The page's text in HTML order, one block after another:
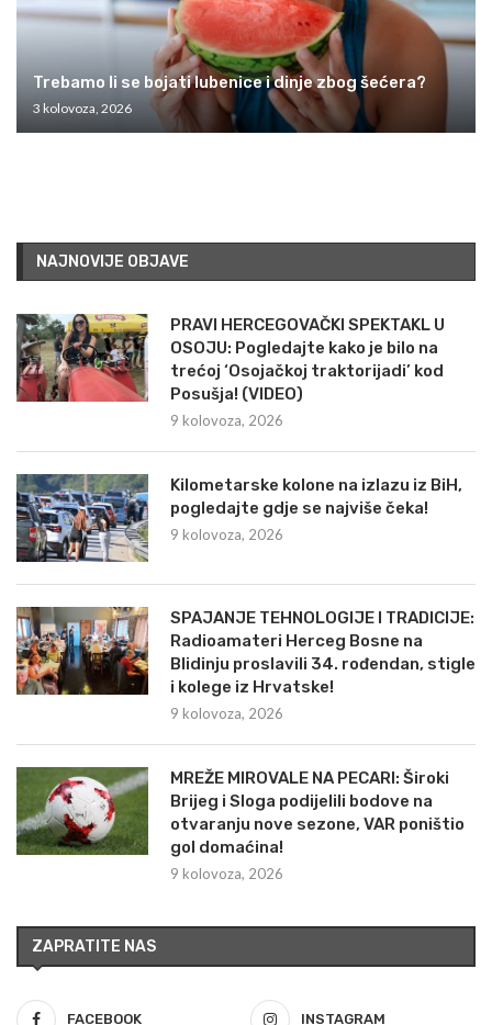
Trebamo li se bojati lubenice i dinje zbog šećera?
3 kolovoza, 2026
NAJNOVIJE OBJAVE
PRAVI HERCEGOVAČKI SPEKTAKL U
OSOJU: Pogledajte kako je bilo na
trećoj ‘Osojačkoj traktorijadi’ kod
Posušja! (VIDEO)
9 kolovoza, 2026
Kilometarske kolone na izlazu iz BiH,
pogledajte gdje se najviše čeka!
9 kolovoza, 2026
SPAJANJE TEHNOLOGIJE I TRADICIJE:
Radioamateri Herceg Bosne na
Blidinju proslavili 34. rođendan, stigle
i kolege iz Hrvatske!
9 kolovoza, 2026
MREŽE MIROVALE NA PECARI: Široki
Brijeg i Sloga podijelili bodove na
otvaranju nove sezone, VAR poništio
gol domaćina!
9 kolovoza, 2026
ZAPRATITE NAS
FACEBOOK INSTAGRAM